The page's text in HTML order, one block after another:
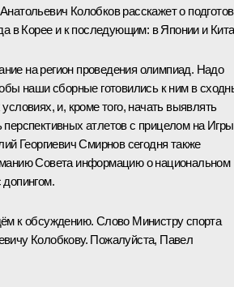
Колобков расскажет о
в Корее и к последующим: в Японии и
на регион проведения олимпиад. Надо
наши сборные готовились к ним в
условиях, и, кроме того, начать выявлять
перспективных атлетов с прицелом на Игры
Георгиевич Смирнов сегодня также
Совета информацию о национальном
к обсуждению. Слово Министру спорта
Колобкову. Пожалуйста, Павел